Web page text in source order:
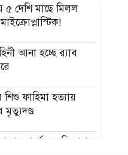
৫ দেশি মাছে মিলল
আনা হচ্ছে র‍্যাব
শিশু ফাহিমা হত্যায়
মৃত্যুদণ্ড
চা বোর্ডে বড় নিয়োগ